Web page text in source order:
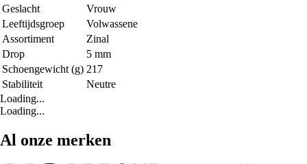
Geslacht
Vrouw
Leeftijdsgroep
Volwassene
Assortiment
Zinal
Drop
5 mm
Schoengewicht (g) 217
Stabiliteit
Neutre
Loading...
Loading...
Al onze merken